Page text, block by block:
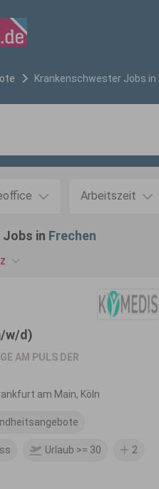
Krankenschwester Jobs in
Arbeitszeit
Jobs in Frechen
w/d)
AM PULS DER
am Main, Köln
Urlaub >= 30 2